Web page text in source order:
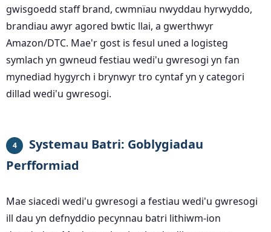
gwisgoedd staff brand, cwmnïau nwyddau hyrwyddo,
brandiau awyr agored bwtic llai, a gwerthwyr
Amazon/DTC. Mae'r gost is fesul uned a logisteg
symlach yn gwneud festiau wedi'u gwresogi yn fan
mynediad hygyrch i brynwyr tro cyntaf yn y categori
dillad wedi'u gwresogi.
4
Systemau Batri: Goblygiadau
Perfformiad
Mae siacedi wedi'u gwresogi a festiau wedi'u gwresogi
ill dau yn defnyddio pecynnau batri lithiwm-ion